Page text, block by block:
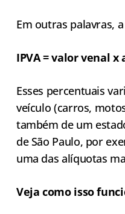
Em outras palavras,
IPVA = valor venal
Esses percentuais
veículo (carros,
também de um
de São Paulo, por
uma das alíquotas
Veja como isso